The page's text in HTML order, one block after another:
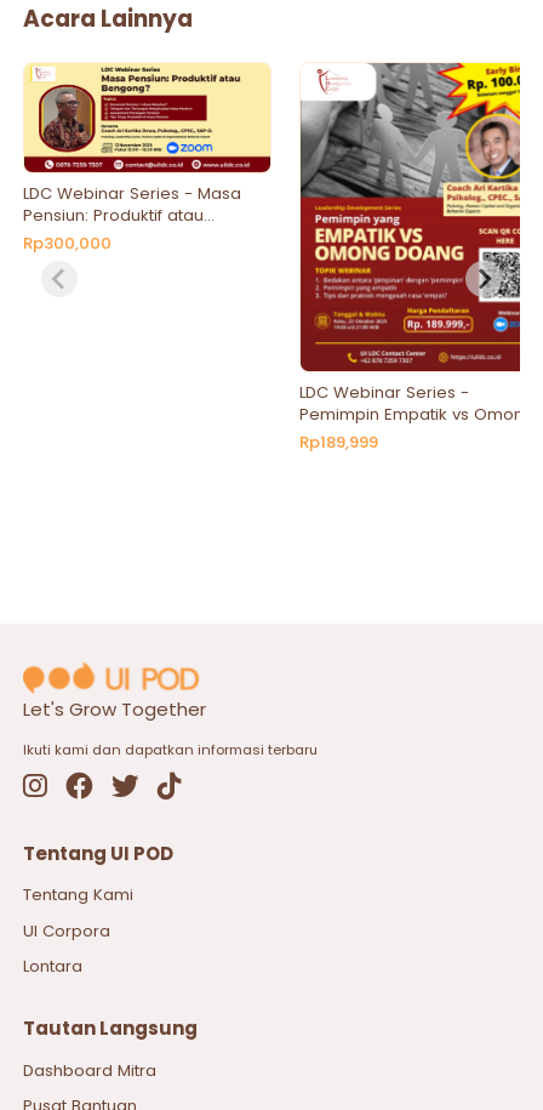
Acara Lainnya
LDC Webinar Series - Masa
Pensiun: Produktif atau
Bengong?
Rp300,000
LDC Webinar Series -
Pemimpin Empatik vs Omong
Doang
Rp189,999
Let's Grow Together
Ikuti kami dan dapatkan informasi terbaru
Tentang UI POD
Tentang Kami
UI Corpora
Lontara
Tautan Langsung
Dashboard Mitra